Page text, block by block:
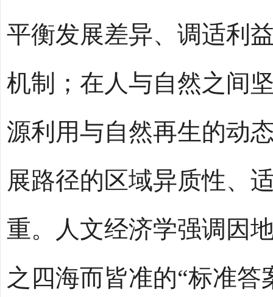
平衡发展差异、调适利
机制；在人与自然之间
源利用与自然再生的动
展路径的区域异质性、
重。人文经济学强调因
之四海而皆准的“标准